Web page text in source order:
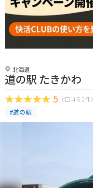
北海道
道の駅 たきかわ
5 （口コミ1件）
#道の駅